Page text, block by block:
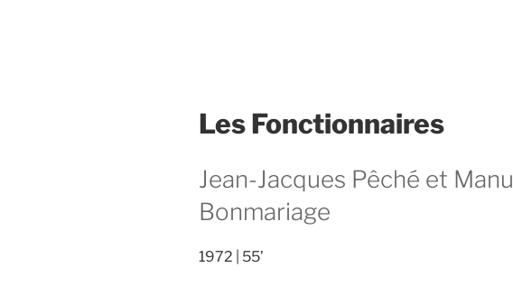
Les Fonctionnaires
Jean-Jacques Pêché et Manu
Bonmariage
1972 55’